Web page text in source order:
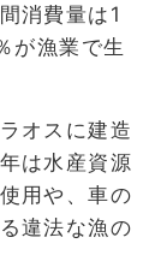
消費量は1
が漁業で生
オスに建造
は水産資源
用や、車の
違法な漁の